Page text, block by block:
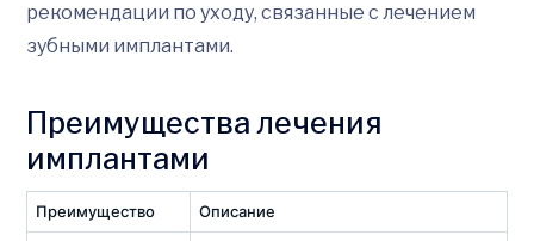
рекомендации по уходу, связанные с лечением
зубными имплантами.
Преимущества лечения
имплантами
Преимущество Описание